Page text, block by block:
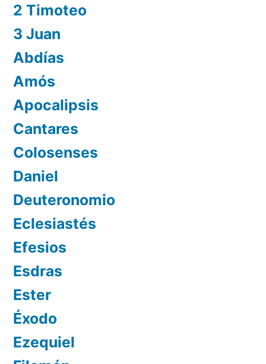
2 Timoteo
3 Juan
Abdías
Amós
Apocalipsis
Cantares
Colosenses
Daniel
Deuteronomio
Eclesiastés
Efesios
Esdras
Ester
Éxodo
Ezequiel